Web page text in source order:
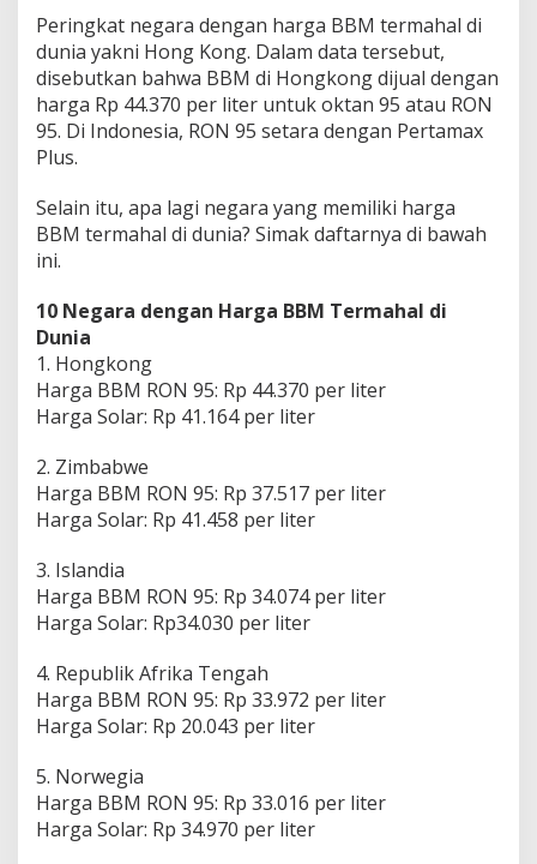
n
e
s
i
a
N
o
r
B
p
Peringkat negara dengan harga BBM termahal di
dunia yakni Hong Kong. Dalam data tersebut,
disebutkan bahwa BBM di Hongkong dijual dengan
harga Rp 44.370 per liter untuk oktan 95 atau RON
95. Di Indonesia, RON 95 setara dengan Pertamax
Plus.
Selain itu, apa lagi negara yang memiliki harga
BBM termahal di dunia? Simak daftarnya di bawah
ini.
10 Negara dengan Harga BBM Termahal di
Dunia
1. Hongkong
Harga BBM RON 95: Rp 44.370 per liter
Harga Solar: Rp 41.164 per liter
2. Zimbabwe
Harga BBM RON 95: Rp 37.517 per liter
Harga Solar: Rp 41.458 per liter
3. Islandia
Harga BBM RON 95: Rp 34.074 per liter
Harga Solar: Rp34.030 per liter
4. Republik Afrika Tengah
Harga BBM RON 95: Rp 33.972 per liter
Harga Solar: Rp 20.043 per liter
5. Norwegia
Harga BBM RON 95: Rp 33.016 per liter
Harga Solar: Rp 34.970 per liter